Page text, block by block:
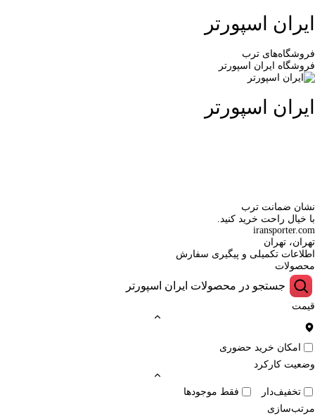
ایران اسپورتر
فروشگاه‌های ترب
فروشگاه ایران اسپورتر
ایران اسپورتر
نشان ضمانت ترب
با خیال راحت خرید کنید.
iransporter.com
تهران، تهران
اطلاعات تکمیلی و پیگیری سفارش
محصولات
قیمت
امکان خرید حضوری
وضعیت کارکرد
تخفیف‌دار
فقط موجودها
مرتب‌سازی